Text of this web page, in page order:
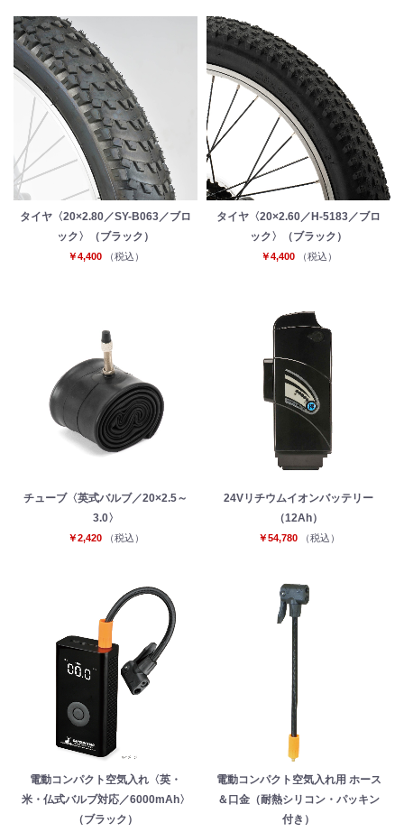
タイヤ〈20×2.80／SY-B063／ブロ
ック〉（ブラック）
￥4,400 （税込）
タイヤ〈20×2.60／H-5183／ブロ
ック〉（ブラック）
￥4,400 （税込）
チューブ〈英式バルブ／20×2.5～
3.0〉
￥2,420 （税込）
24Vリチウムイオンバッテリー
（12Ah）
￥54,780 （税込）
電動コンパクト空気入れ〈英・
米・仏式バルブ対応／6000mAh〉
（ブラック）
電動コンパクト空気入れ用 ホース
＆口金（耐熱シリコン・パッキン
付き）